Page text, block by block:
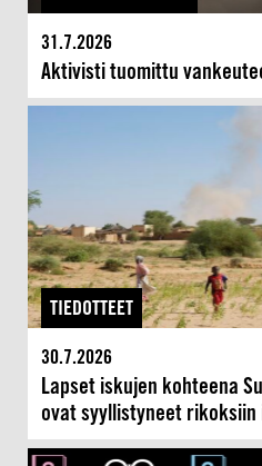
31.7.2026
Aktivisti tuomittu
TIEDOTTEET
30.7.2026
Lapset iskujen kohteena
ovat syyllistyneet